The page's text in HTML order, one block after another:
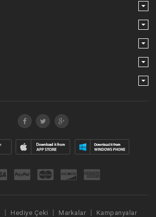
Hediye Çeki Markalar Kampanyalar